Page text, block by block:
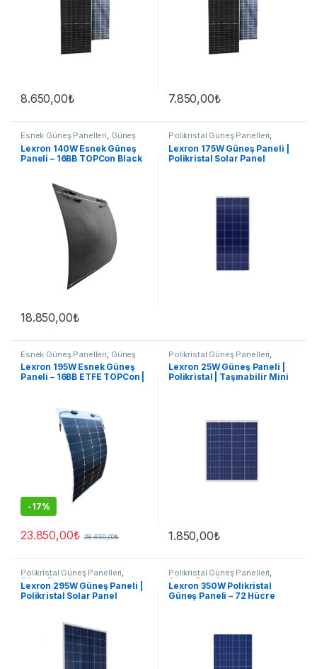
8.650,00₺ 7.850,00₺
Esnek Güneş Panelleri, Güneş
Panelleri
Lexron 140W Esnek Güneş
Paneli – 16BB TOPCon Black
18.850,00₺
Polikristal Güneş Panelleri,
Güneş Panelleri
Lexron 175W Güneş Paneli |
Polikristal Solar Panel
Esnek Güneş Panelleri Güneş
Panelleri
Lexron 195W Esnek Güneş
Paneli – 16BB ETFE TOPCon |
-17%
23.850,00₺ 28.650,00₺
Polikristal Güneş Panelleri
Güneş Panelleri
Lexron 25W Güneş Paneli |
Polikristal | Taşınabilir Mini
1.850,00₺
Polikristal Güneş Panelleri,
Güneş Panelleri
Lexron 295W Güneş Paneli |
Polikristal Solar Panel
Polikristal Güneş Panelleri,
Güneş Panelleri
Lexron 350W Polikristal
Güneş Paneli – 72 Hücre